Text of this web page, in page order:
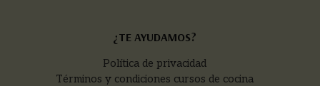
¿TE AYUDAMOS?
Política de privacidad
Términos y condiciones cursos de cocina